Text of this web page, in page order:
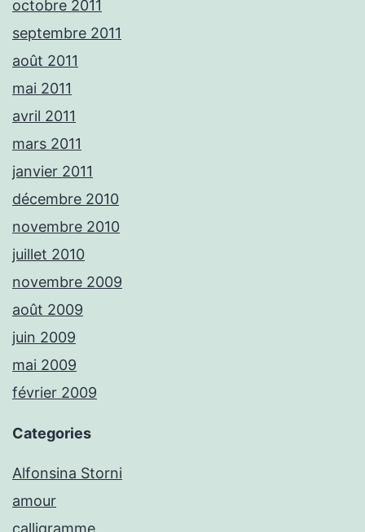
octobre 2011
septembre 2011
août 2011
mai 2011
avril 2011
mars 2011
janvier 2011
décembre 2010
novembre 2010
juillet 2010
novembre 2009
août 2009
juin 2009
mai 2009
février 2009
Categories
Alfonsina Storni
amour
calligramme